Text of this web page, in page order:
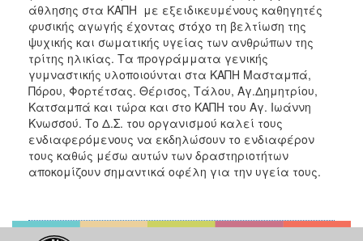
2013
2012
2011
2010
2006
ΜΑΣ
άθλησης στα ΚΑΠΗ με εξειδικευμένους καθηγητές
φυσικής αγωγής έχοντας στόχο τη βελτίωση της
ψυχικής και σωματικής υγείας των ανθρώπων της
τρίτης ηλικίας. Τα προγράμματα γενικής
γυμναστικής υλοποιούνται στα ΚΑΠΗ Μασταμπά,
Πόρου, Φορτέτσας. Θέρισος, Τάλου, Αγ.Δημητρίου,
Κατσαμπά και τώρα και στο ΚΑΠΗ του Αγ. Ιωάννη
Κνωσσού. Το Δ.Σ. του οργανισμού καλεί τους
ενδιαφερόμενους να εκδηλώσουν το ενδιαφέρον
τους καθώς μέσω αυτών των δραστηριοτήτων
αποκομίζουν σημαντικά οφέλη για την υγεία τους.